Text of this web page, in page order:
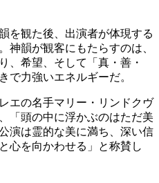
を観た後、出演者が体現する
神韻が観客にもたらすのは、
、希望、そして「真・善・
で力強いエネルギーだ。
エの名手マリー・リンドクヴ
「頭の中に浮かぶのはただ美
演は霊的な美に満ち、深い信
心を向かわせる」と称賛し